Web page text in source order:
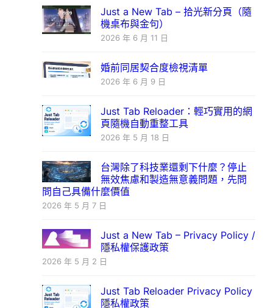
Just a New Tab – 拾光新分頁（隨
機桌布與金句）
2026 年 6 月 11 日
婚前同居契合度檢視清單
2026 年 6 月 9 日
Just Tab Reloader：輕巧實用的網
頁隨機自動重整工具
2026 年 5 月 18 日
台灣除了科技業還剩下什麼？停止
無效焦慮和製造無意義問題，先問
問自己具備什麼價值
2026 年 5 月 7 日
Just a New Tab – Privacy Policy /
隱私權保護政策
2026 年 5 月 2 日
Just Tab Reloader Privacy Policy
隱私權政策